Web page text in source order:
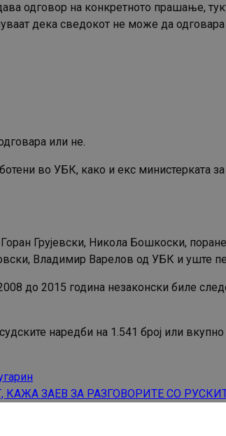
одговор на конкретното прашање,
дека сведокот не може да
или не.
во УБК, како и екс министерката
Грујевски, Никола Бошкоски,
Владимир Варелов од УБК и уште
до 2015 година незаконски биле
наредби на 1.541 број или
ЗАЕВ ЗА РАЗГОВОРИТЕ СО